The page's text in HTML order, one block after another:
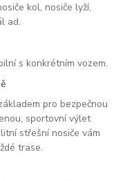
kol, nosiče lyží,
ad.
s konkrétním vozem.
pro bezpečnou
sportovní výlet
střešní nosiče vám
trase.